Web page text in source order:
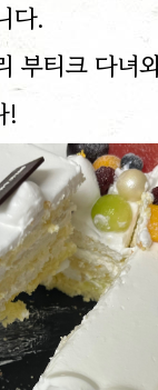
다.
부티크 다녀
!